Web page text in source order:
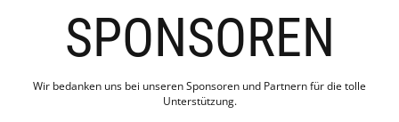
SPONSOREN
Wir bedanken uns bei unseren Sponsoren und Partnern für die tolle
Unterstützung.